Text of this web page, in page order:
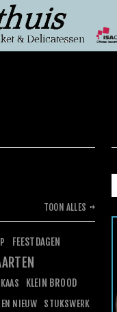
FEESTDAGEN
KAAS
KLEIN BROOD
NIEUW
STUKSWERK
TOON ALLES